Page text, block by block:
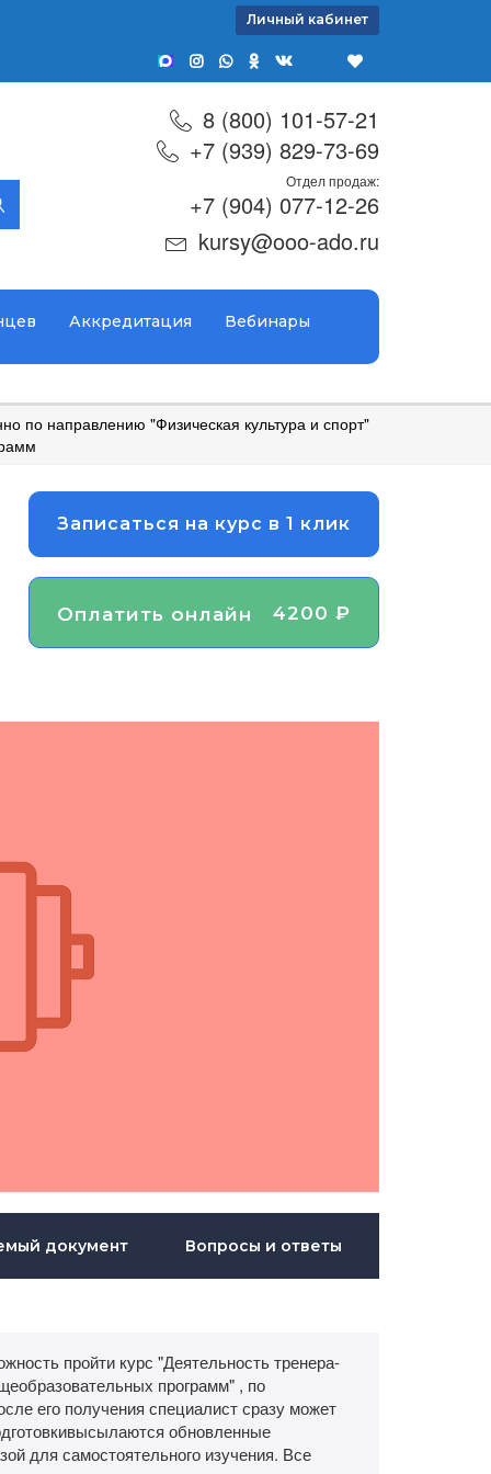
Личный кабинет
8 (800) 101-57-21
+7 (939) 829-73-69
Отдел продаж:
+7 (904) 077-12-26
kursy@ooo-ado.ru
Аккредитация Вебинары
по направлению "Физическая культура и спорт"
Записаться на курс в 1 клик
Оплатить онлайн 4200 ₽
документ Вопросы и ответы
пройти курс "Деятельность тренера-
программ" , по
его получения специалист сразу может
обновленные
для самостоятельного изучения. Все